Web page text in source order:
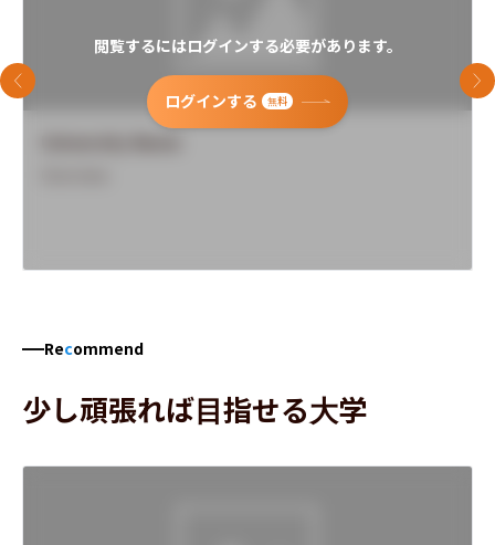
閲覧するにはログインする必要があります。
ログインする 無料
前のスライド 次
Recommend
少し頑張れば目指せる大学